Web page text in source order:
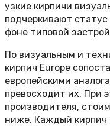
узкие кирпичи
подчеркивают
фоне типовой
По визуальным и
кирпич Europe
европейскими
превосходит их. При
производителя,
ниже. Каждый кирпич